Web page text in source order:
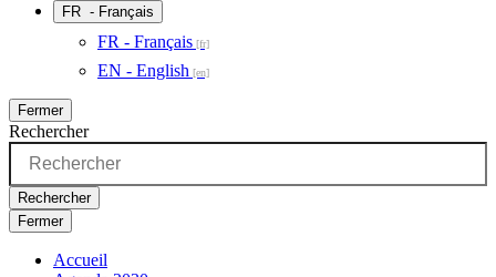
FR - Français
FR - Français
EN - English
Fermer
Rechercher
Rechercher
Fermer
Accueil